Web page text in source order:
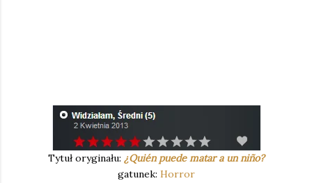
Tytuł oryginału: ¿Quién puede matar a un niño?
gatunek: Horror